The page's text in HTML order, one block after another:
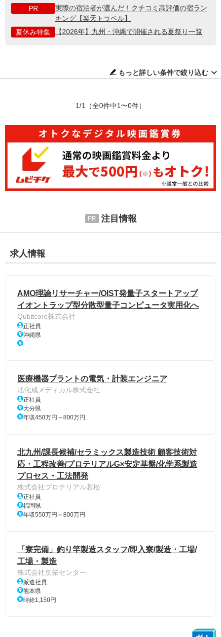
PR
実際の宿泊者が選んだ！クチコミ高評価の宿ラン
キング【楽天トラベル】
夏休み特集
【2026年】九州・沖縄で開催される夏祭り一覧
もっと詳しい条件で絞り込む
1/1 （全0件中1〜0件）
注目情報
求人情報
AMO理論リサーチャー/OIST発量子スタートアップ
イオントラップ型分散型量子コンピュータ実用化へ
Qubitcore株式会社
正社員
沖縄県
医療機器プラントの電気・計装エンジニア
旭化成メディカル株式会社
正社員
大分県
年収450万円～800万円
北九州/課長候補/セラミックス製造技術 顧客技術対
応・工程改善/プロテリアルG×安定基盤/化学系製造
プロセス・工法開発
株式会社プロテリアル若松
正社員
福岡県
年収550万円～800万円
「寮完備」釣り竿製造スタッフ/即入寮/製造・工場/
工場・製造
株式会社京栄センター
派遣社員
熊本県
時給1,150円